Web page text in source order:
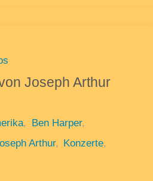
Joseph Arthur
, Ben Harper,
Arthur, Konzerte,